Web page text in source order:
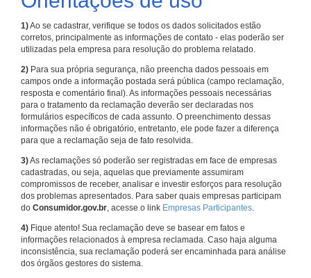
1)Ao se cadastrar, verifique se todos os dados solicitados estão
corretos, principalmente as informações de contato - elas poderão ser
utilizadas pela empresa para resolução do problema relatado.
2) Para sua própria segurança, não preencha dados pessoais em
campos onde a informação postada será pública (campo reclamação,
resposta e comentário final). As informações pessoais necessárias
para o tratamento da reclamação deverão ser declaradas nos
formulários específicos de cada assunto. O preenchimento dessas
informações não é obrigatório, entretanto, ele pode fazer a diferença
para que a reclamação seja de fato resolvida.
3)As reclamações só poderão ser registradas em face de empresas
cadastradas, ou seja, aquelas que previamente assumiram
compromissos de receber, analisar e investir esforços para resolução
dos problemas apresentados. Para saber quais empresas participam
do Consumidor.gov.br, acesse o link Empresas Participantes.
4) Fique atento! Sua reclamação deve se basear em fatos e
informações relacionados à empresa reclamada. Caso haja alguma
inconsistência, sua reclamação poderá ser encaminhada para análise
dos órgãos gestores do sistema.